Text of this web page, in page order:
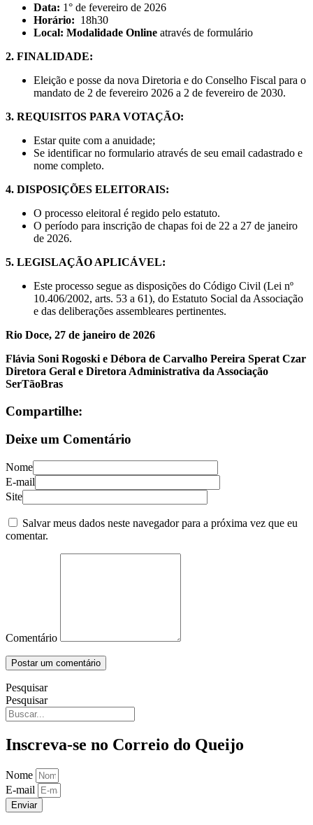
Data: 1° de fevereiro de 2026
Horário: 18h30
Local: Modalidade Online através de formulário
2. FINALIDADE:
Eleição e posse da nova Diretoria e do Conselho Fiscal para o
mandato de 2 de fevereiro 2026 a 2 de fevereiro de 2030.
3. REQUISITOS PARA VOTAÇÃO:
Estar quite com a anuidade;
Se identificar no formulario através de seu email cadastrado e
nome completo.
4. DISPOSIÇÕES ELEITORAIS:
O processo eleitoral é regido pelo estatuto.
O período para inscrição de chapas foi de 22 a 27 de janeiro
de 2026.
5. LEGISLAÇÃO APLICÁVEL:
Este processo segue as disposições do Código Civil (Lei nº
10.406/2002, arts. 53 a 61), do Estatuto Social da Associação
e das deliberações assembleares pertinentes.
Rio Doce, 27 de janeiro de 2026
Flávia Soni Rogoski e Débora de Carvalho Pereira Sperat Czar
Diretora Geral e Diretora Administrativa da Associação
SerTãoBras
Compartilhe:
Deixe um Comentário
Nome
E-mail
Site
Salvar meus dados neste navegador para a próxima vez que eu
comentar.
Comentário
Pesquisar
Pesquisar
Inscreva-se no Correio do Queijo
Nome
E-mail
Enviar